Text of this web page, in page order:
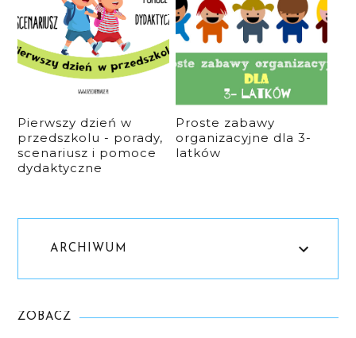
Pierwszy dzień w
przedszkolu - porady,
scenariusz i pomoce
dydaktyczne
Proste zabawy
organizacyjne dla 3-
latków
ARCHIWUM
ZOBACZ